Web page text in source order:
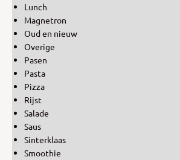
Lunch
Magnetron
Oud en nieuw
Overige
Pasen
Pasta
Pizza
Rijst
Salade
Saus
Sinterklaas
Smoothie